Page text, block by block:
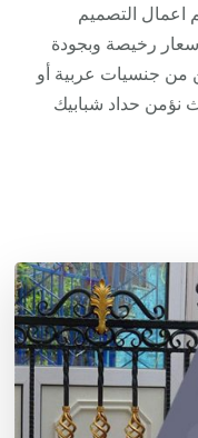
اعمال التصميم
رخيصة وبجودة
من جنسيات عربية أو
نؤمن حداد شبابيك